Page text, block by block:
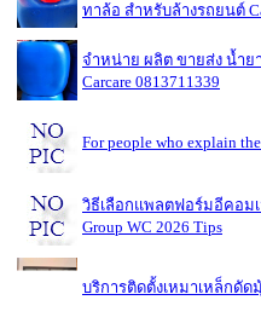
ทาล้อ สำหรับล้างรถยนต์
จำหน่าย ผลิต ขายส่ง น้ำย
Carcare 0813711339
For people who explain
วิธีเลือกแพลตฟอร์มอีคอม
Group WC 2026 Tips
บริการติดตั้งเหมาเหล็กดัด